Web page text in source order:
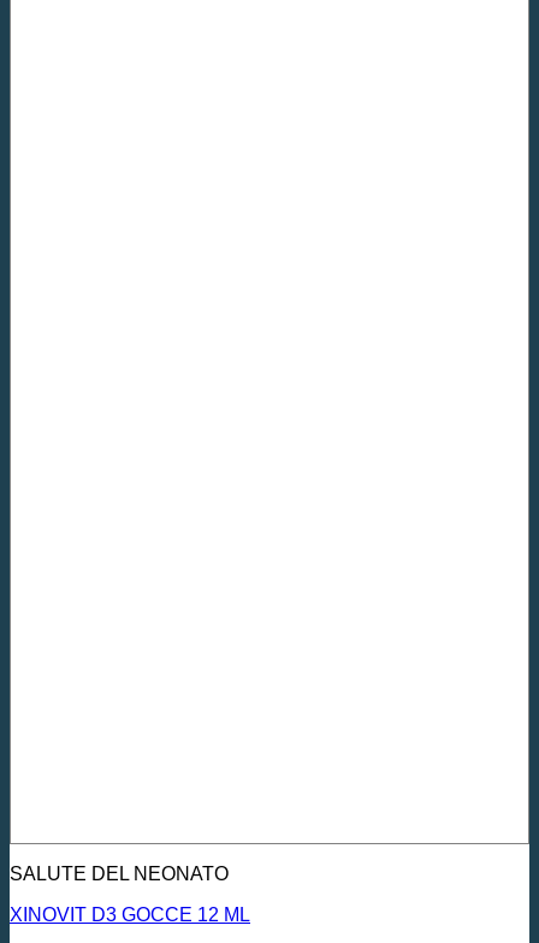
SALUTE DEL NEONATO
XINOVIT D3 GOCCE 12 ML